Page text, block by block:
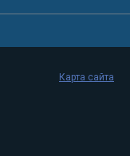
Карта сайта